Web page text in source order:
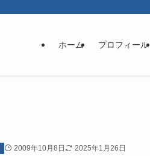
ホーム プロフィール
2009年10月8日 2025年1月26日